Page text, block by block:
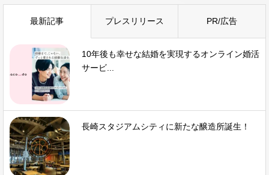
最新記事 プレスリリース PR/広告
10年後も幸せな結婚を実現するオンライン婚活
サービ...
長崎スタジアムシティに新たな醸造所誕生！